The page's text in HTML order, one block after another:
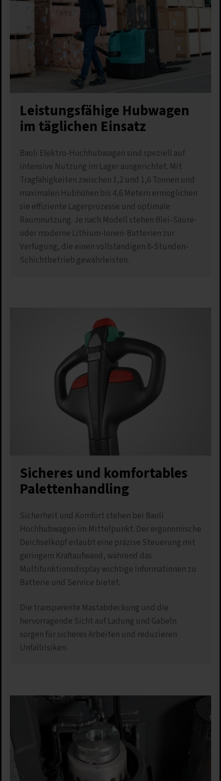
Leistungsfähige Hubwagen
im täglichen Einsatz
Baoli Elektro-Hochhubwagen sind speziell auf
intensive Nutzung im Lager ausgerichtet. Mit
Tragfähigkeiten zwischen 1,2 und 1,6 Tonnen und
maximalen Hubhöhen bis 4,6 Metern ermöglichen
sie effiziente Lagerprozesse und optimale
Raumnutzung. Je nach Modell stehen Blei-Säure-
oder moderne Lithium-Ionen-Batterien zur
Verfügung, die einen vollständigen 8-Stunden-
Schichtbetrieb gewährleisten.
Sicheres und komfortables
Palettenhandling
Sicherheit und Komfort stehen bei Baoli
Hochhubwagen im Mittelpunkt. Der ergonomische
Deichselkopf erlaubt eine präzise Steuerung mit
geringem Kraftaufwand, während das
Multifunktionsdisplay wichtige Informationen zu
Batterie und Service bietet.
Die transparente Mastabdeckung und die
hervorragende Sicht auf Ladung und Gabeln
sorgen für sicheres Arbeiten und reduzieren
Unfallrisiken.